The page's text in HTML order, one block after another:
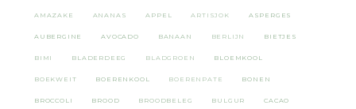
AMAZAKE ANANAS APPEL ARTISJOK ASPERGES
AUBERGINE AVOCADO BANAAN BERLIJN BIETJES
BIMI BLADERDEEG BLADGROEN BLOEMKOOL
BOEKWEIT BOERENKOOL BOERENPATE BONEN
BROCCOLI BROOD BROODBELEG BULGUR CACAO